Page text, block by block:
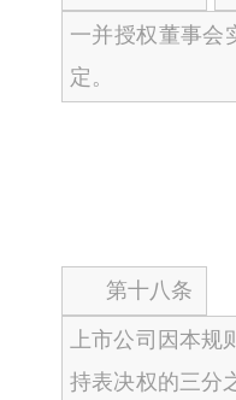
一并授权董事会
定。
第十八条
上市公司因本规
持表决权的三分